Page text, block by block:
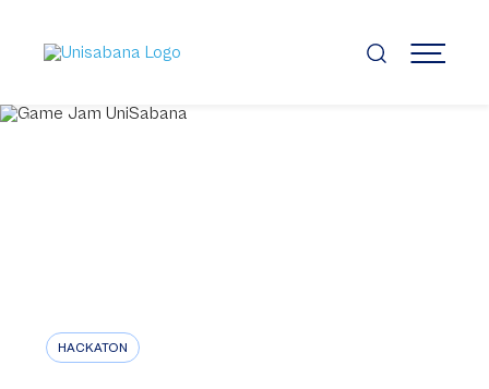
contenido
principal
MENÚ
HACKATON